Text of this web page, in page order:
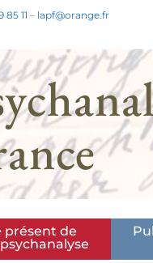
85 11 – lapf@orange.fr
présent de